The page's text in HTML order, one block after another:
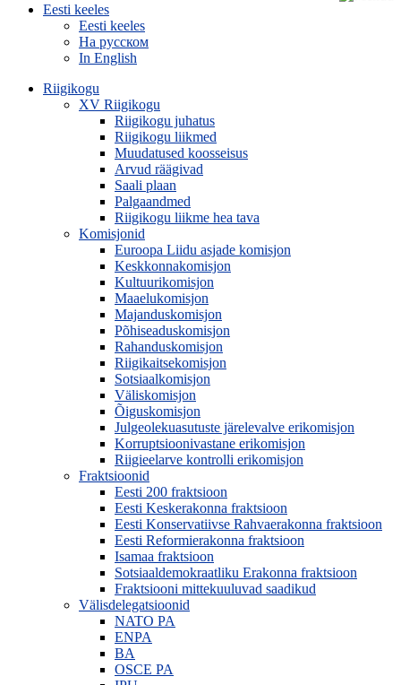
Eesti keeles
Eesti keeles
На русском
In English
Riigikogu
XV Riigikogu
Riigikogu juhatus
Riigikogu liikmed
Muudatused koosseisus
Arvud räägivad
Saali plaan
Palgaandmed
Riigikogu liikme hea tava
Komisjonid
Euroopa Liidu asjade komisjon
Keskkonnakomisjon
Kultuurikomisjon
Maaelukomisjon
Majanduskomisjon
Põhiseaduskomisjon
Rahanduskomisjon
Riigikaitsekomisjon
Sotsiaalkomisjon
Väliskomisjon
Õiguskomisjon
Julgeolekuasutuste järelevalve erikomisjon
Korruptsioonivastane erikomisjon
Riigieelarve kontrolli erikomisjon
Fraktsioonid
Eesti 200 fraktsioon
Eesti Keskerakonna fraktsioon
Eesti Konservatiivse Rahvaerakonna fraktsioon
Eesti Reformierakonna fraktsioon
Isamaa fraktsioon
Sotsiaaldemokraatliku Erakonna fraktsioon
Fraktsiooni mittekuuluvad saadikud
Välisdelegatsioonid
NATO PA
ENPA
BA
OSCE PA